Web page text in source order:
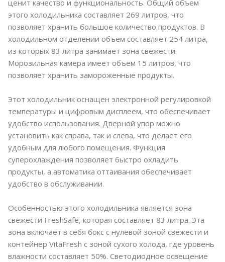
ценит качество и функциональность. Общий объем
этого холодильника составляет 269 литров, что
позволяет хранить большое количество продуктов. В
холодильном отделении объем составляет 254 литра,
из которых 83 литра занимает зона свежести.
Морозильная камера имеет объем 15 литров, что
позволяет хранить замороженные продукты.
Этот холодильник оснащен электронной регулировкой
температуры и цифровым дисплеем, что обеспечивает
удобство использования. Дверной упор можно
установить как справа, так и слева, что делает его
удобным для любого помещения. Функция
суперохлаждения позволяет быстро охладить
продукты, а автоматика оттаивания обеспечивает
удобство в обслуживании.
Особенностью этого холодильника является зона
свежести FreshSafe, которая составляет 83 литра. Эта
зона включает в себя бокс с нулевой зоной свежести и
контейнер VitaFresh с зоной сухого холода, где уровень
влажности составляет 50%. Светодиодное освещение